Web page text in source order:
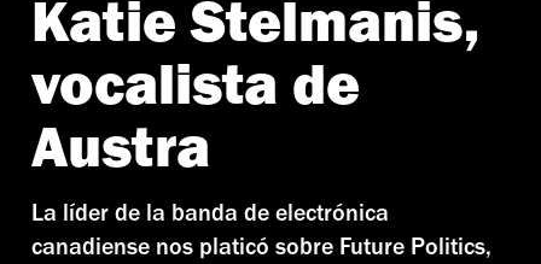
Katie Stelmanis,
vocalista de
Austra
La líder de la banda de electrónica
canadiense nos platicó sobre Future Politics,